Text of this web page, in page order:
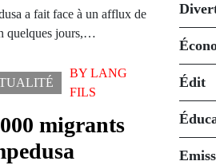
a fait face à un afflux de
quelques jours,…
BY LANG
FILS
migrants
Édit